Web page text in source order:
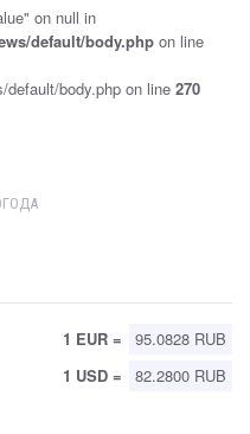
РОССИЙСКО-
О ВЗАИМНОМ
РЕШЕНИЙ
КОТОРЫХ ВСЕ
ОДНОЙ
on null in
default/body.php on line
body.php on line 270
95.0828 RUB
1 EUR =
82.2800 RUB
1 USD =